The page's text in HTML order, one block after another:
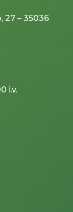
27 – 35036
i.v.